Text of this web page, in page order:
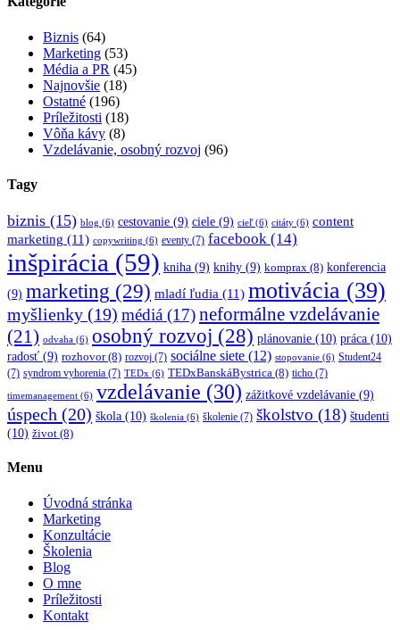
Biznis (64)
Marketing (53)
Média a PR (45)
Najnovšie (18)
Ostatné (196)
Príležitosti (18)
Vôňa kávy (8)
Vzdelávanie, osobný rozvoj (96)
Tagy
biznis (15) blog (6) cestovanie (9) ciele (9) cieľ(6) citáty (6) content
marketing (11) copywriting (6) eventy (7) facebook (14)
inšpirácia (59) kniha (9) knihy (9) komprax (8) konferencia
(9) marketing (29) mladí ľudia (11) motivácia (39)
myšlienky (19) médiá (17)neformálne vzdelávanie
(21) odvaha (6) osobný rozvoj (28) plánovanie (10) práca (10)
radosť (9) rozhovor(8) rozvoj (7) sociálne siete (12) stopovanie (6) Student24
(7) syndrom vyhorenia (7) TEDx (6) TEDxBanskáBystrica (8) ticho (7)
timemanagement (6) vzdelávanie (30) zážitkové vzdelávanie (9)
úspech (20) škola (10) školenia (6) školenie (7) školstvo (18) študenti
(10) život (8)
Menu
Úvodná stránka
Marketing
Konzultácie
Školenia
Blog
O mne
Príležitosti
Kontakt